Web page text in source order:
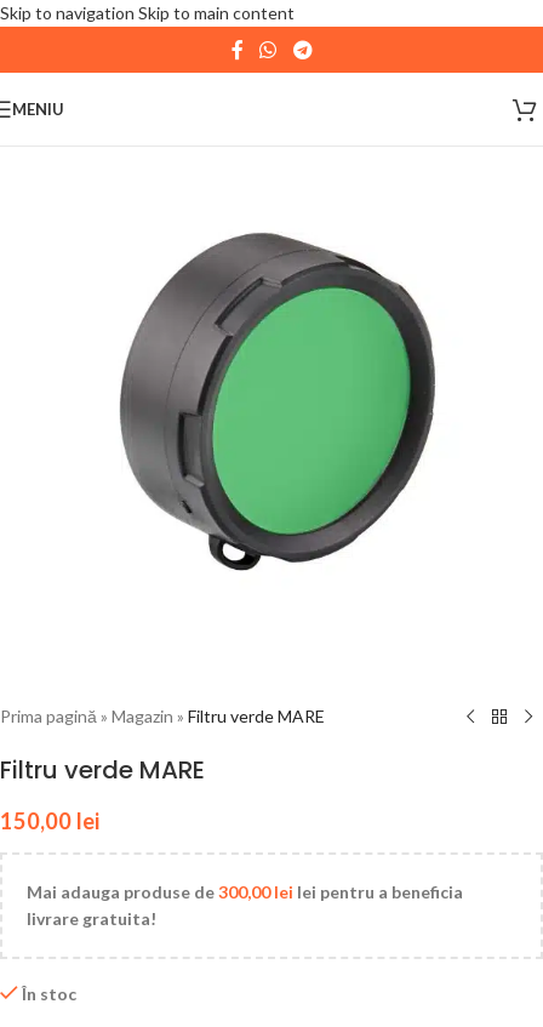
Skip to navigation Skip to main content
| 📦 Program livrari|In perioada11 August - 18
August,
MENIU
Prima pagină » Magazin » Filtru verde MARE
Filtru verde MARE
150,00 lei
Mai adauga produse de300,00lei lei pentru a beneficia
livrare gratuita!
În stoc